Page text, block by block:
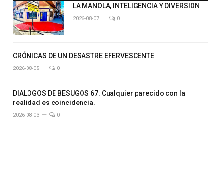
LA MANOLA, INTELIGENCIA Y DIVERSION
2026-08-07 0
CRÓNICAS DE UN DESASTRE EFERVESCENTE
2026-08-05 0
DIALOGOS DE BESUGOS 67. Cualquier parecido con la
realidad es coincidencia.
2026-08-03 0